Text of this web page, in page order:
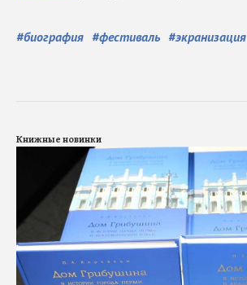
#биография #фестиваль #экранизация
Книжные новинки